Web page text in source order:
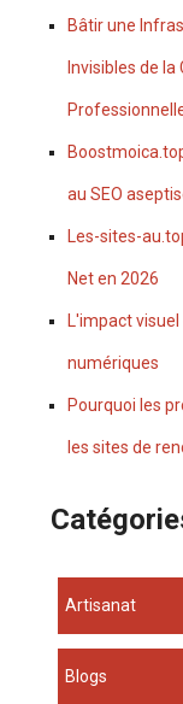
Bâtir une Infrastructure Numérique Durable : Les Enjeux
Invisibles de
Boostmoica.top : Le retour du Ping et des Favoris face
au SEO
Les-sites-au.top : Le répertoire qui redonne du sens au
Net en 2026
L'impact visuel de la presse satirique dans les médias
numériques
Pourquoi les profils avec photos réussissent mieux sur
les sites de
Artisanat
Blogs